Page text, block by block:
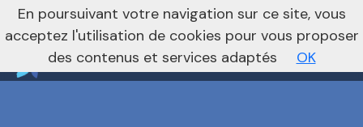
Vers le site national
nivo_2026: 1
En poursuivant votre navigation sur ce site, vous
acceptez l'utilisation de cookies pour vous proposer
des contenus et services adaptés
OK